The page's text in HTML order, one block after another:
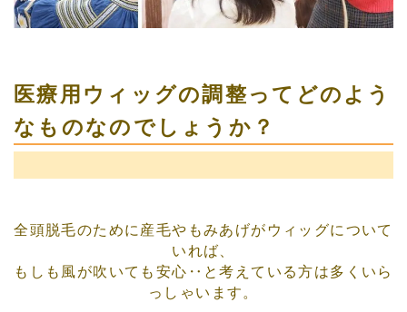
医療用ウィッグの調整ってどのよう
なものなのでしょうか？
全頭脱毛のために産毛やもみあげがウィッグについて
いれば、
もしも風が吹いても安心‥と考えている方は多くいら
っしゃいます。